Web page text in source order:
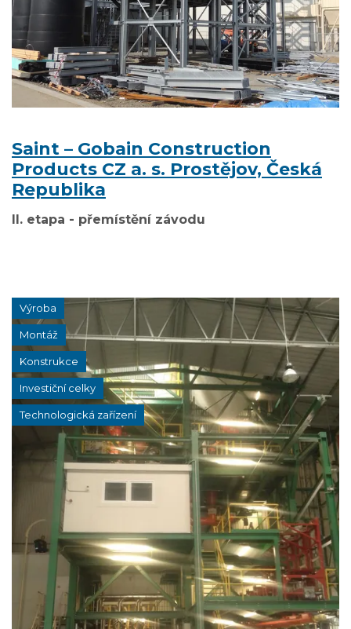
Saint – Gobain Construction
Products CZ a. s. Prostějov, Česká
Republika
II. etapa - přemístění závodu
Výroba
Montáž
Konstrukce
Investiční celky
Technologická zařízení